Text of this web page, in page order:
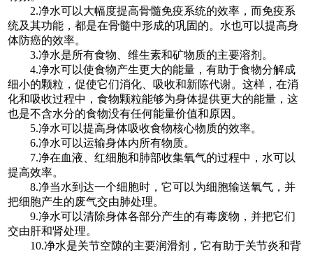
2.净水可以大幅度提高骨髓免疫系统的效率，而免疫系
统及其功能，都是在骨髓中形成的巩固的。水也可以提高身
体防癌的效率。
3.净水是所有食物、维生素和矿物质的主要溶剂。
4.净水可以使食物产生更大的能量，有助于食物分解成
细小的颗粒，促使它们消化、吸收和新陈代谢。这样，在消
化和吸收过程中，食物颗粒能够为身体提供更大的能量，这
也是不含水分的食物没有任何能量价值和原因。
5.净水可以提高身体吸收食物核心物质的效率。
6.净水可以运输身体内所有物质。
7.净在血液、红细胞和肺部收集氧气的过程中，水可以
提高效率。
8.净当水到达一个细胞时，它可以为细胞输送氧气，并
把细胞产生的废气交由肺处理。
9.净水可以清除身体各部分产生的有毒废物，并把它们
交由肝和肾处理。
10.净水是关节空隙的主要润滑剂，它有助于关节炎和背